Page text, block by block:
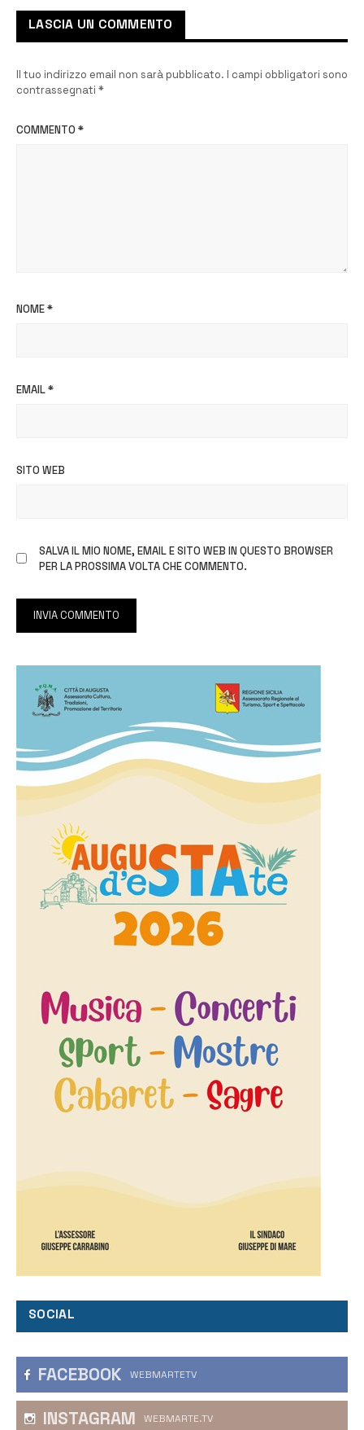
LASCIA UN COMMENTO
Il tuo indirizzo email non sarà pubblicato. I campi obbligatori sono
contrassegnati *
COMMENTO *
NOME*
EMAIL*
SITO WEB
SALVA IL MIO NOME, EMAIL E SITO WEB IN QUESTO BROWSER
PER LA PROSSIMA VOLTA CHE COMMENTO.
SOCIAL
FACEBOOK WEBMARTETV
INSTAGRAM WEBMARTE.TV